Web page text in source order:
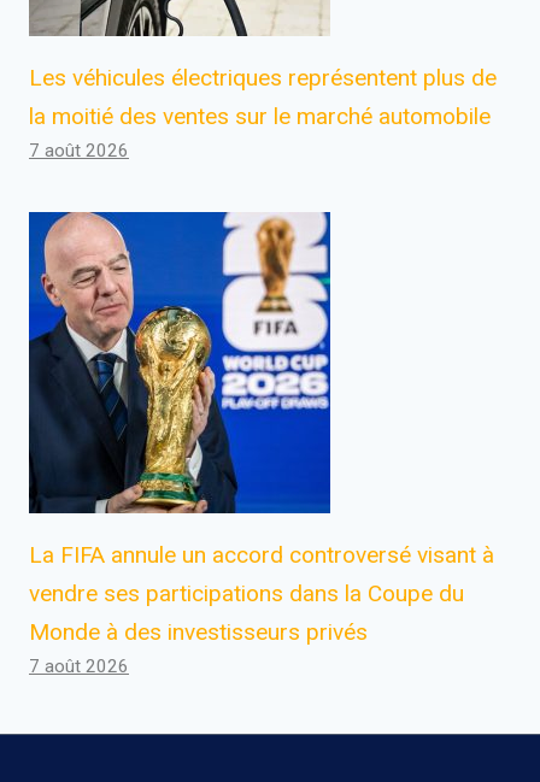
Les véhicules électriques représentent plus de
la moitié des ventes sur le marché automobile
7 août 2026
La FIFA annule un accord controversé visant à
vendre ses participations dans la Coupe du
Monde à des investisseurs privés
7 août 2026